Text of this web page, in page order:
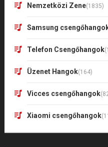
Nemzetközi Zene(1835)
Samsung
Telefon Csengőhangok
Üzenet Hangok(164)
Vicces csengőhangok
Xiaomi csengőhangok